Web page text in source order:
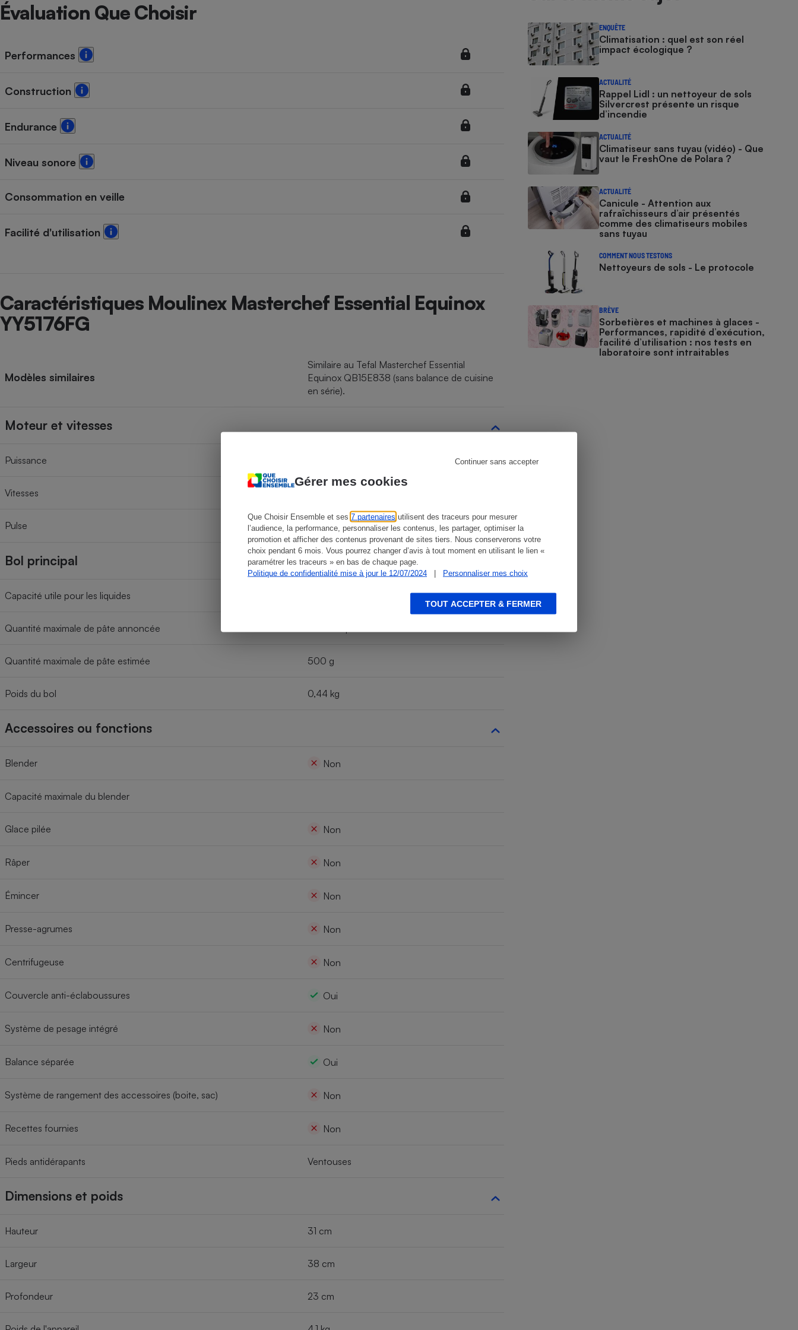
Gérer mes cookies
Que Choisir Ensemble et ses 7 partenaires utilisent des traceurs pour mesurer
l’audience, la performance, personnaliser les contenus, les partager, optimiser la
promotion et afficher des contenus provenant de sites tiers. Nous conserverons votre
choix pendant 6 mois. Vous pourrez changer d’avis à tout moment en utilisant le lien «
paramétrer les traceurs » en bas de chaque page.
Politique de confidentialité mise à jour le 12/07/2024
| Personnaliser mes choix
Continuer sans accepter
TOUT ACCEPTER & FERMER
Évaluation Que Choisir
Performances
Construction
Endurance
Niveau sonore
Consommation en veille
Facilité d'utilisation
Caractéristiques Moulinex Masterchef Essential Equinox
YY5176FG
Modèles similaires
Similaire au Tefal Masterchef Essential
Equinox QB15E838 (sans balance de cuisine
en série).
Moteur et vitesses
Puissance
Vitesses
Pulse Oui
Bol principal
Capacité utile pour les liquides
Quantité maximale de pâte annoncée
Quantité maximale de pâte estimée 500 g
Poids du bol 0,44 kg
Accessoires ou fonctions
Blender Non
Capacité maximale du blender
Glace pilée Non
Râper Non
Émincer Non
Presse-agrumes Non
Centrifugeuse Non
Couvercle anti-éclaboussures Oui
Système de pesage intégré Non
Balance séparée Oui
Système de rangement des accessoires (boite, sac) Non
Recettes fournies Non
Pieds antidérapants Ventouses
Dimensions et poids
Hauteur 31 cm
Largeur 38 cm
Profondeur 23 cm
ENQUÊTE
Climatisation : quel est son réel
impact écologique ?
ACTUALITÉ
Rappel Lidl : un nettoyeur de sols
Silvercrest présente un risque
d’incendie
ACTUALITÉ
Climatiseur sans tuyau (vidéo) - Que
vaut le FreshOne de Polara ?
ACTUALITÉ
Canicule - Attention aux
rafraîchisseurs d’air présentés
comme des climatiseurs mobiles
sans tuyau
COMMENT NOUS TESTONS
Nettoyeurs de sols - Le protocole
BRÈVE
Sorbetières et machines à glaces​​​​​​ -
Performances, rapidité d’exécution,
facilité d’utilisation : nos tests en
laboratoire sont intraitables
Radiateur électrique